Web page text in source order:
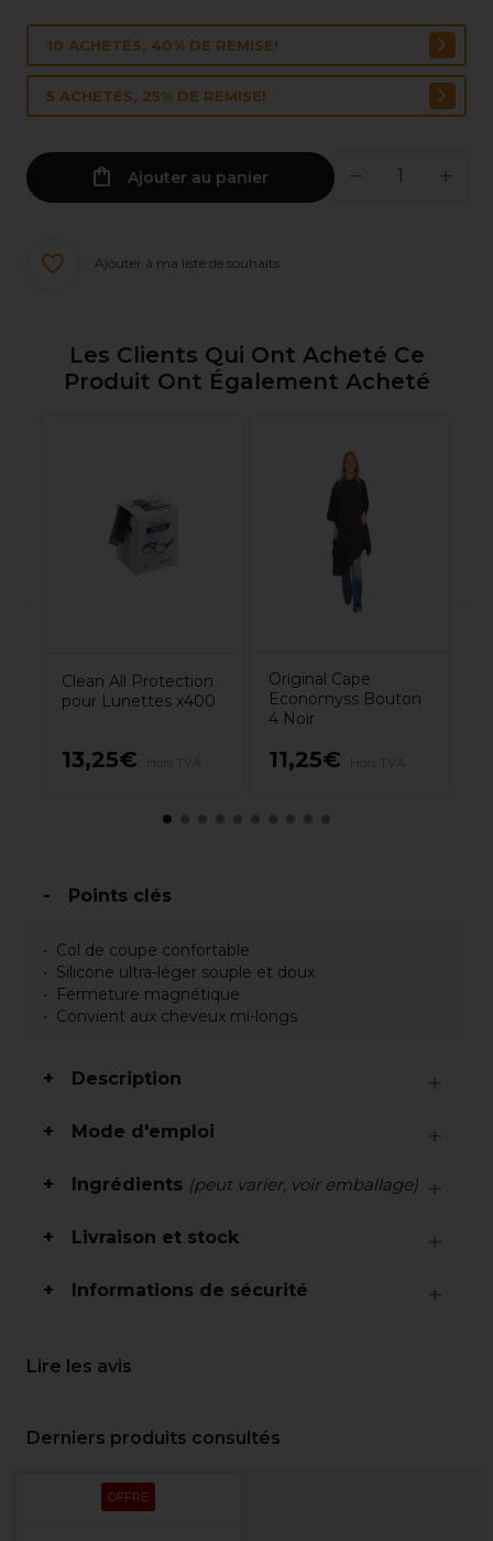
10 ACHETÉS, 40% DE REMISE!
5 ACHETÉS, 25% DE REMISE!
Ajouter au panier
Ajouter à ma liste de souhaits
Les Clients Qui Ont Acheté Ce
Produit Ont Également Acheté
Clean All Protection
pour Lunettes x400
13,25€
Original Cape
Economyss Bouton
4 Noir
11,25€
Points clés
Col de coupe confortable
Silicone ultra-léger souple et doux
Fermeture magnétique
Convient aux cheveux mi-longs
Description
Mode d'emploi
Ingrédients (peut varier, voir emballage)
Livraison et stock
Informations de sécurité
Lire les avis
Derniers produits consultés
OFFRE